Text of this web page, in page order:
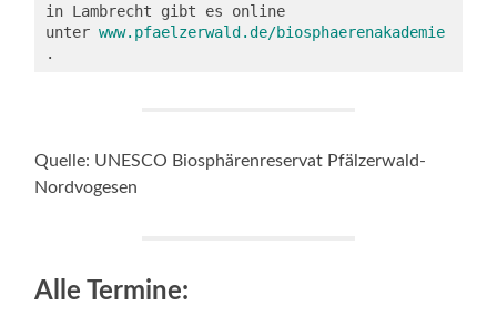
in Lambrecht gibt es online
unter www.pfaelzerwald.de/biosphaerenakademie
.
Quelle: UNESCO Biosphärenreservat Pfälzerwald-
Nordvogesen
Alle Termine: